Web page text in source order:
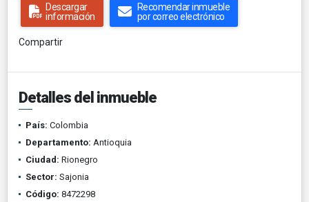
Descargar
información
Recomendar inmueble
por correo electrónico
Compartir
Detalles del inmueble
País: Colombia
Departamento: Antioquia
Ciudad: Rionegro
Sector: Sajonia
Código: 8472298